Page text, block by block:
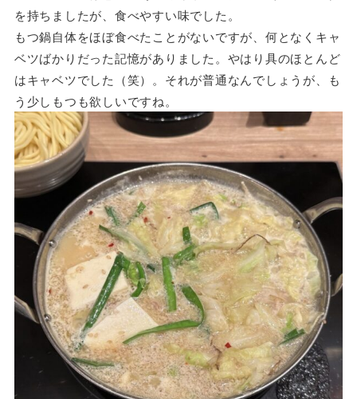
を持ちましたが、食べやすい味でした。
もつ鍋自体をほぼ食べたことがないですが、何となくキャ
ベツばかりだった記憶がありました。やはり具のほとんど
はキャベツでした（笑）。それが普通なんでしょうが、も
う少しもつも欲しいですね。